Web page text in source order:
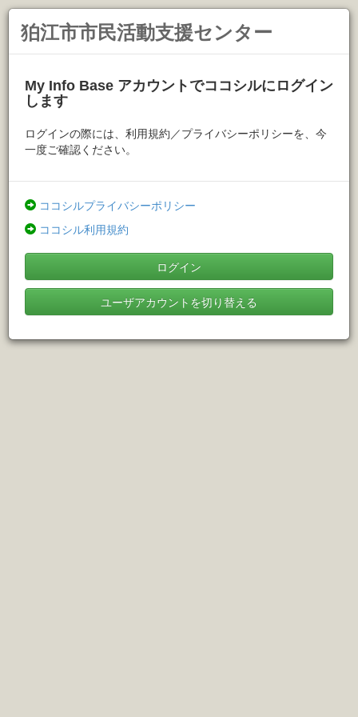
狛江市市民活動支援センター
My Info Base アカウントでココシルにログイン
します
ログインの際には、利用規約／プライバシーポリシーを、今
一度ご確認ください。
ココシルプライバシーポリシー
ココシル利用規約
ログイン
ユーザアカウントを切り替える